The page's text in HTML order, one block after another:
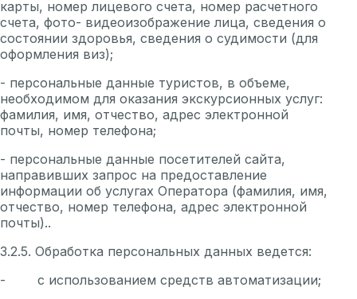
карты, номер лицевого счета, номер расчетного
счета, фото- видеоизображение лица, сведения о
состоянии здоровья, сведения о судимости (для
оформления виз);
- персональные данные туристов, в объеме,
необходимом для оказания экскурсионных услуг:
фамилия, имя, отчество, адрес электронной
почты, номер телефона;
- персональные данные посетителей сайта,
направивших запрос на предоставление
информации об услугах Оператора (фамилия, имя,
отчество, номер телефона, адрес электронной
почты)..
3.2.5. Обработка персональных данных ведется:
- с использованием средств автоматизации;